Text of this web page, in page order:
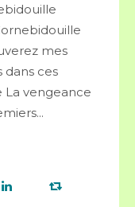
mes
dans ces
La vengeance